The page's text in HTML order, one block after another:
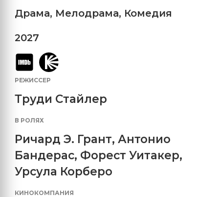
Драма, Мелодрама, Комедия
2027
РЕЖИССЕР
Труди Стайлер
В РОЛЯХ
Ричард Э. Грант, Антонио
Бандерас, Форест Уитакер,
Урсула Корберо
КИНОКОМПАНИЯ